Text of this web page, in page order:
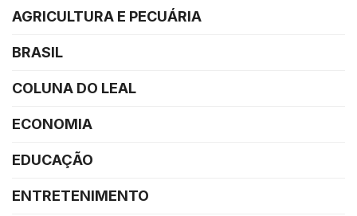
AGRICULTURA E PECUÁRIA
BRASIL
COLUNA DO LEAL
ECONOMIA
EDUCAÇÃO
ENTRETENIMENTO